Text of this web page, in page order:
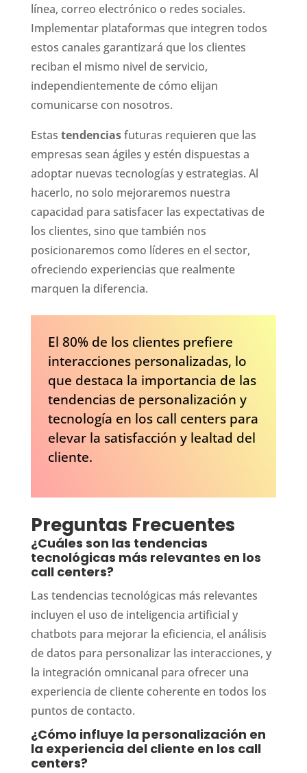
línea, correo electrónico o redes sociales.
Implementar plataformas que integren todos
estos canales garantizará que los clientes
reciban el mismo nivel de servicio,
independientemente de cómo elijan
comunicarse con nosotros.
Estas tendenciasfuturas requieren que las
empresas sean ágiles y estén dispuestas a
adoptar nuevas tecnologías y estrategias. Al
hacerlo, no solo mejoraremos nuestra
capacidad para satisfacer las expectativas de
los clientes, sino que también nos
posicionaremos como líderes en el sector,
ofreciendo experiencias que realmente
marquen la diferencia.
El 80% de los clientes prefiere
interacciones personalizadas, lo
que destaca la importancia de las
tendencias de personalización y
tecnología en los call centers para
elevar la satisfacción y lealtad del
cliente.
Preguntas Frecuentes
¿Cuáles son las tendencias
tecnológicas más relevantes en los
call centers?
Las tendencias tecnológicas más relevantes
incluyen el uso de inteligencia artificial y
chatbots para mejorar la eficiencia, el análisis
de datos para personalizar las interacciones, y
la integración omnicanal para ofrecer una
experiencia de cliente coherente en todos los
puntos de contacto.
¿Cómo influye la personalización en
la experiencia del cliente en los call
centers?